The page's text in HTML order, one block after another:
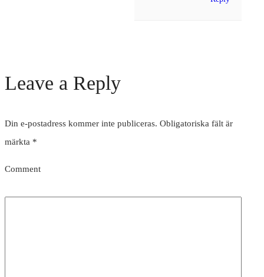
Leave a Reply
Din e-postadress kommer inte publiceras. Obligatoriska fält är
märkta *
Comment